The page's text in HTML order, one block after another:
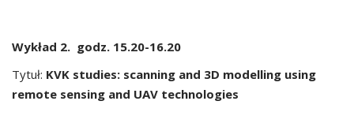
Wykład 2. godz. 15.20-16.20
Tytuł: KVK studies: scanning and 3D modelling using
remote sensing and UAV technologies